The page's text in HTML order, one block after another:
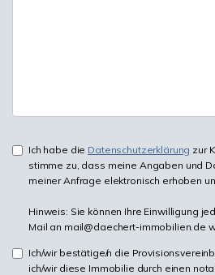
Ich habe die Datenschutzerklärung zur
stimme zu, dass meine Angaben und
meiner Anfrage elektronisch erhoben
Hinweis: Sie können Ihre Einwilligung
Mail an mail@daechert-immobilien.de
Ich/wir bestätige/n die
ich/wir diese Immobilie durch einen